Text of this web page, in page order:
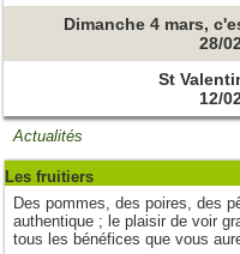
Dimanche 4 mars,
28/
St
12/
Actualités
Les fruitiers
Des pommes, des poires, des
authentique ; le plaisir de voir
tous les bénéfices que vous